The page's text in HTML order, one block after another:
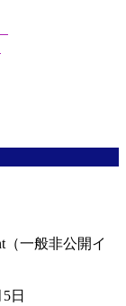
（一般非公開イ
日